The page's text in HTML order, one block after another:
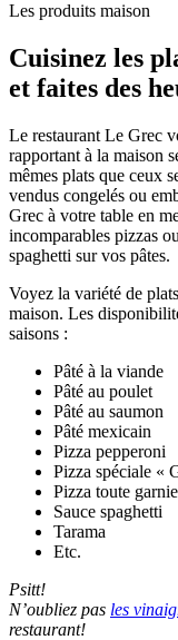
Les produits maison
Cuisinez les
et faites des
Le restaurant Le Grec
rapportant à la maison
mêmes plats que ceux
vendus congelés ou
Grec à votre table en
incomparables pizzas
spaghetti sur vos pâtes.
Voyez la variété de
maison. Les
saisons :
Pâté à la viande
Pâté au poulet
Pâté au saumon
Pâté mexicain
Pizza pepperoni
Pizza spéciale «
Pizza toute garnie
Sauce spaghetti
Tarama
Etc.
Psitt!
N’oubliez pas les
restaurant!